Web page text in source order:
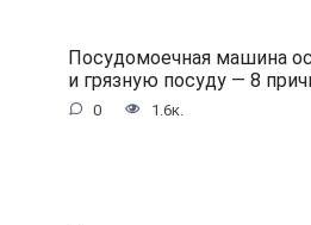
Посудомоечная машина
и грязную посуду — 8
0 1.6к.